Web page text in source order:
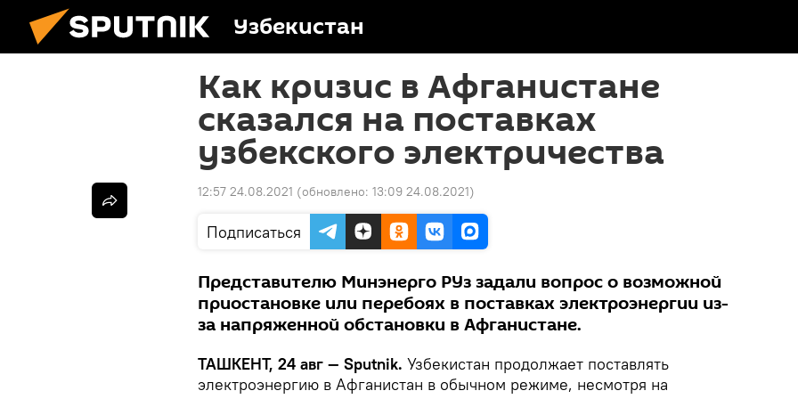
Узбекистан
Как кризис в Афганистане
сказался на поставках
узбекского электричества
12:57 24.08.2021 (обновлено: 13:09 24.08.2021)
Подписаться
Представителю Минэнерго РУз задали вопрос о возможной
приостановке или перебоях в поставках электроэнергии из-
за напряженной обстановки в Афганистане.
ТАШКЕНТ, 24 авг — Sputnik. Узбекистан продолжает поставлять
электроэнергию в Афганистан в обычном режиме, несмотря на